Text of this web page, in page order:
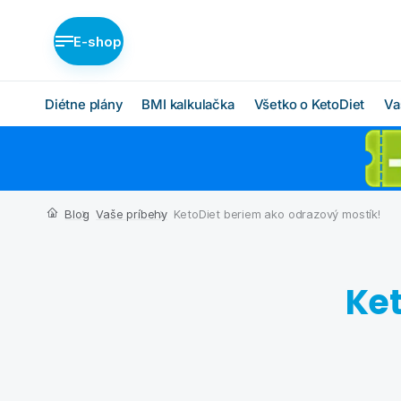
E-shop
Diétne plány
Nízka nadváha (BASIC)
BMI kalkulačka Všetko o KetoDiet
Ako KetoDiet funguje
O proteínovej diéte
Blog Vaše príbehy KetoDiet beriem ako odrazový mostík!